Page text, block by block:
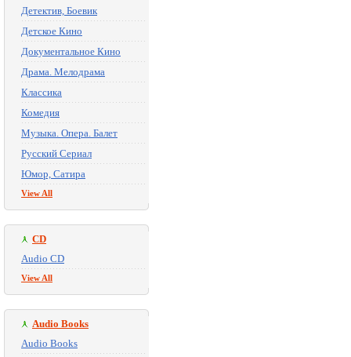
Детектив, Боевик
Детское Кино
Документальное Кино
Драма. Мелодрама
Классика
Комедия
Музыка. Опера. Балет
Русский Сериал
Юмор, Сатира
View All
CD
Audio CD
View All
Audio Books
Audio Books